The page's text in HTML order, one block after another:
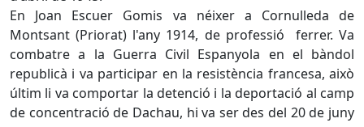
En Joan Escuer Gomis va néixer a Cornulleda de
Montsant (Priorat) l'any 1914, de professió ferrer. Va
combatre a la Guerra Civil Espanyola en el bàndol
republicà i va participar en la resistència francesa, això
últim li va comportar la detenció i la deportació al camp
de concentració de Dachau, hi va ser des del 20 de juny